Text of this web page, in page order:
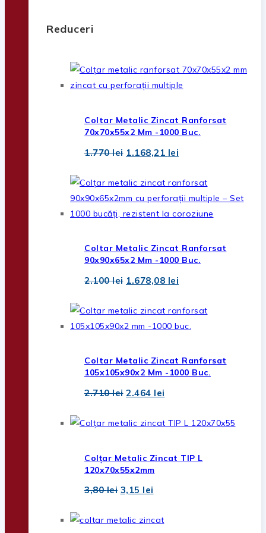
Reduceri
Coltar Metalic Zincat Ranforsat
70x70x55x2 Mm -1000 Buc.
1.770lei Prețul
inițial
fost:
1.168,21 lei
curent
1.168,21 lei.
Coltar Metalic Zincat Ranforsat
90x90x65x2 Mm -1000 Buc.
2.100lei Prețul
inițial
fost:
1.678,08 lei
curent
1.678,08 lei.
Coltar Metalic Zincat Ranforsat
105x105x90x2 Mm -1000 Buc.
2.710lei Prețul
inițial
fost:
2.464 lei
curent
2.464 lei.
Colțar Metalic Zincat TIP L
120x70x55x2mm
3,80lei Prețul
inițial
fost:
3,15 lei
curent
3,15 lei.